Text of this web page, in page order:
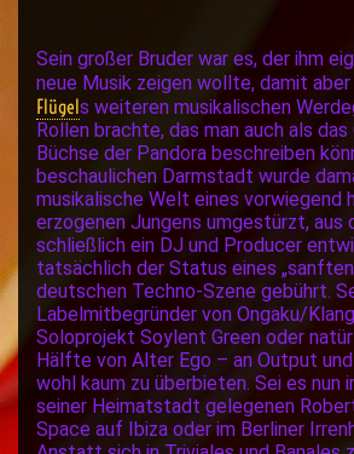
Sein großer Bruder war es, der ihm
neue Musik zeigen wollte, damit
Flügels weiteren musikalischen
Rollen brachte, das man auch als
Büchse der Pandora beschreiben
beschaulichen Darmstadt wurde
musikalische Welt eines vorwiegend
erzogenen Jungens umgestürzt, aus
schließlich ein DJ und Producer
tatsächlich der Status eines „sanften
deutschen Techno-Szene gebührt.
Labelmitbegründer von Ongaku/
Soloprojekt Soylent Green oder
Hälfte von Alter Ego – an Output
wohl kaum zu überbieten. Sei es nun
seiner Heimatstadt gelegenen
Space auf Ibiza oder im Berliner